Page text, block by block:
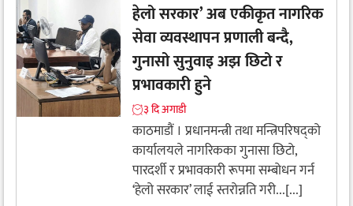
हेलो सरकार’ अब एकीकृत नागरिक
सेवा व्यवस्थापन प्रणाली बन्दै,
गुनासो सुनुवाइ अझ छिटो र
प्रभावकारी हुने
३ दि अगाडी
काठमाडौं । प्रधानमन्त्री तथा मन्त्रिपरिषद्को
कार्यालयले नागरिकका गुनासा छिटो,
पारदर्शी र प्रभावकारी रूपमा सम्बोधन गर्न
‘हेलो सरकार’ लाई स्तरोन्नति गरी...[...]